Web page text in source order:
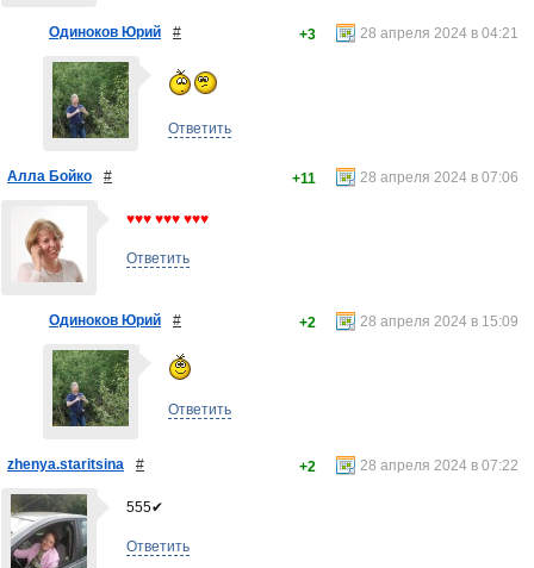
Одиноков Юрий # 28 апреля 2024 в 04:21
+3
Ответить
Алла Бойко # 28 апреля 2024 в 07:06
+11
♥♥♥ ♥♥♥ ♥♥♥
Ответить
Одиноков Юрий # 28 апреля 2024 в 15:09
+2
Ответить
zhenya.staritsina # 28 апреля 2024 в 07:22
+2
555✔
Ответить